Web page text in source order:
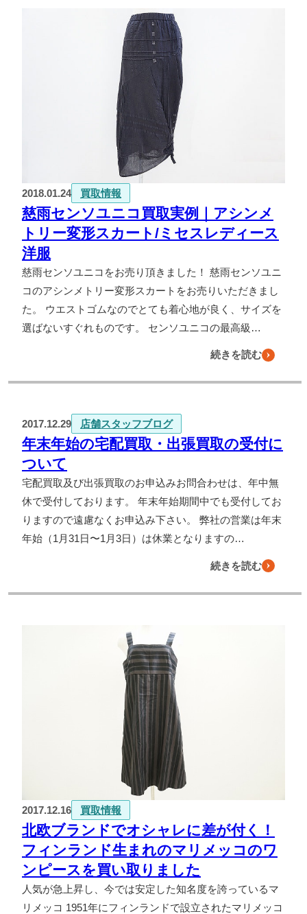
2018.01.24 買取情報
慈雨センソユニコ買取実例｜アシンメ
トリー変形スカート/ミセスレディース
洋服
慈雨センソユニコをお売り頂きました！ 慈雨センソユニ
コのアシンメトリー変形スカートをお売りいただきまし
た。 ウエストゴムなのでとても着心地が良く、サイズを
選ばないすぐれものです。 センソユニコの最高級…
続きを読む
2017.12.29 店舗スタッフブログ
年末年始の宅配買取・出張買取の受付に
ついて
宅配買取及び出張買取のお申込みお問合わせは、年中無
休で受付しております。 年末年始期間中でも受付してお
りますので遠慮なくお申込み下さい。 弊社の営業は年末
年始（1月31日〜1月3日）は休業となりますの…
続きを読む
2017.12.16 買取情報
北欧ブランドでオシャレに差が付く！
フィンランド生まれのマリメッコのワ
ンピースを買い取りました
人気が急上昇し、今では安定した知名度を誇っているマ
リメッコ 1951年にフィンランドで設立されたマリメッコ